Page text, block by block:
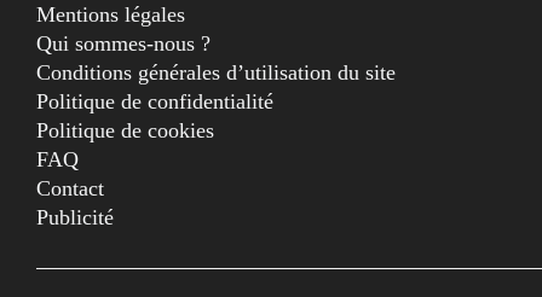
Mentions légales
Qui sommes-nous ?
Conditions générales d’utilisation du site
Politique de confidentialité
Politique de cookies
FAQ
Contact
Publicité